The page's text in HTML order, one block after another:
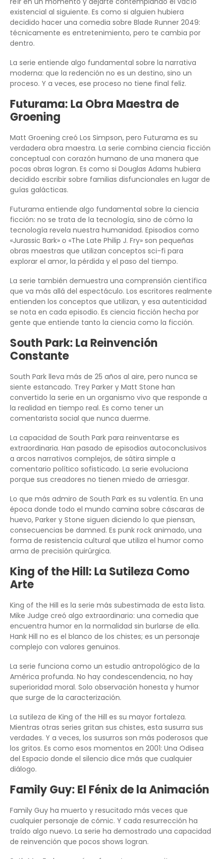
existencial al siguiente. Es como si alguien hubiera
decidido hacer una comedia sobre Blade Runner 2049:
técnicamente es entretenimiento, pero te cambia por
dentro.
La serie entiende algo fundamental sobre la narrativa
moderna: que la redención no es un destino, sino un
proceso. Y a veces, ese proceso no tiene final feliz.
Futurama: La Obra Maestra de
Groening
Matt Groening creó Los Simpson, pero Futurama es su
verdadera obra maestra. La serie combina ciencia ficción
conceptual con corazón humano de una manera que
pocas obras logran. Es como si Douglas Adams hubiera
decidido escribir sobre familias disfuncionales en lugar de
guías galácticas.
Futurama entiende algo fundamental sobre la ciencia
ficción: no se trata de la tecnología, sino de cómo la
tecnología revela nuestra humanidad. Episodios como
«Jurassic Bark» o «The Late Philip J. Fry» son pequeñas
obras maestras que utilizan conceptos sci-fi para
explorar el amor, la pérdida y el paso del tiempo.
La serie también demuestra una comprensión científica
que va más allá del espectáculo. Los escritores realmente
entienden los conceptos que utilizan, y esa autenticidad
se nota en cada episodio. Es ciencia ficción hecha por
gente que entiende tanto la ciencia como la ficción.
South Park: La Reinvención
Constante
South Park lleva más de 25 años al aire, pero nunca se
siente estancado. Trey Parker y Matt Stone han
convertido la serie en un organismo vivo que responde a
la realidad en tiempo real. Es como tener un
comentarista social que nunca duerme.
La capacidad de South Park para reinventarse es
extraordinaria. Han pasado de episodios autoconclusivos
a arcos narrativos complejos, de sátira simple a
comentario político sofisticado. La serie evoluciona
porque sus creadores no tienen miedo de arriesgar.
Lo que más admiro de South Park es su valentía. En una
época donde todo el mundo camina sobre cáscaras de
huevo, Parker y Stone siguen diciendo lo que piensan,
consecuencias be damned. Es punk rock animado, una
forma de resistencia cultural que utiliza el humor como
arma de precisión quirúrgica.
King of the Hill: La Sutileza Como
Arte
King of the Hill es la serie más subestimada de esta lista.
Mike Judge creó algo extraordinario: una comedia que
encuentra humor en la normalidad sin burlarse de ella.
Hank Hill no es el blanco de los chistes; es un personaje
complejo con valores genuinos.
La serie funciona como un estudio antropológico de la
América profunda. No hay condescendencia, no hay
superioridad moral. Solo observación honesta y humor
que surge de la caracterización.
La sutileza de King of the Hill es su mayor fortaleza.
Mientras otras series gritan sus chistes, esta susurra sus
verdades. Y a veces, los susurros son más poderosos que
los gritos. Es como esos momentos en 2001: Una Odisea
del Espacio donde el silencio dice más que cualquier
diálogo.
Family Guy: El Fénix de la Animación
Family Guy ha muerto y resucitado más veces que
cualquier personaje de cómic. Y cada resurrección ha
traído algo nuevo. La serie ha demostrado una capacidad
de reinvención que pocos shows logran.